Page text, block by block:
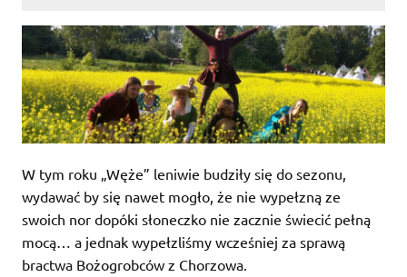
W tym roku „Węże” leniwie budziły się do sezonu,
wydawać by się nawet mogło, że nie wypełzną ze
swoich nor dopóki słoneczko nie zacznie świecić pełną
mocą… a jednak wypełzliśmy wcześniej za sprawą
bractwa Bożogrobców z Chorzowa.